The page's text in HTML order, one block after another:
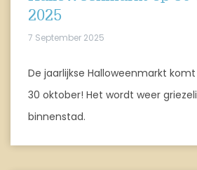
2025
7 September 2025
De jaarlijkse Halloweenmarkt
30 oktober! Het wordt weer
binnenstad.